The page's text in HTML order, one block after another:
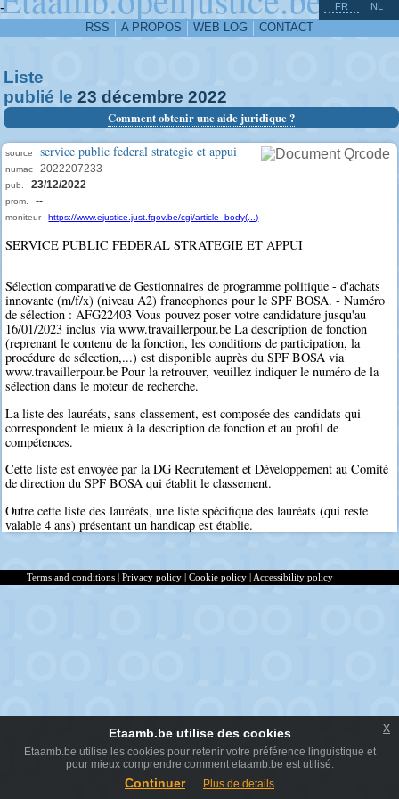
-
RSS A PROPOS WEB LOG CONTACT
FR NL
Liste
publié le 23 décembre 2022
Comment obtenir une aide juridique ?
source service public federal strategie et appui
numac 2022207233
pub. 23/12/2022
prom. --
moniteur https://www.ejustice.just.fgov.be/cgi/article_body(...)
SERVICE PUBLIC FEDERAL STRATEGIE ET APPUI
Sélection comparative de Gestionnaires de programme politique - d'achats
innovante (m/f/x) (niveau A2) francophones pour le SPF BOSA. - Numéro
de sélection : AFG22403 Vous pouvez poser votre candidature jusqu'au
16/01/2023 inclus via www.travaillerpour.be La description de fonction
(reprenant le contenu de la fonction, les conditions de participation, la
procédure de sélection,...) est disponible auprès du SPF BOSA via
www.travaillerpour.be Pour la retrouver, veuillez indiquer le numéro de la
sélection dans le moteur de recherche.
La liste des lauréats, sans classement, est composée des candidats qui
correspondent le mieux à la description de fonction et au profil de
compétences.
Cette liste est envoyée par la DG Recrutement et Développement au Comité
de direction du SPF BOSA qui établit le classement.
Outre cette liste des lauréats, une liste spécifique des lauréats (qui reste
valable 4 ans) présentant un handicap est établie.
^
Terms and conditions | Privacy policy | Cookie policy | Accessibility policy
Etaamb.be utilise des cookies
Etaamb.be utilise les cookies pour retenir votre préférence linguistique et
pour mieux comprendre comment etaamb.be est utilisé.
Continuer Plus de details
x